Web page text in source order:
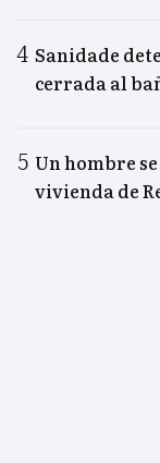
Sanidade
cerrada al
Un hombre
vivienda de